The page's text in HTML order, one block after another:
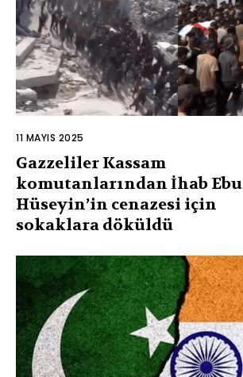
11 MAYIS 2025
Gazzeliler Kassam
komutanlarından İhab Ebu
Hüseyin’in cenazesi için
sokaklara döküldü